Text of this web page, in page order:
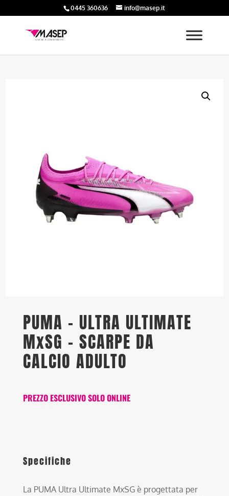
0445 360636 info@masep.it
PUMA – ULTRA ULTIMATE
MxSG – SCARPE DA
CALCIO ADULTO
PREZZO ESCLUSIVO SOLO ONLINE
Specifiche
La PUMA Ultra Ultimate MxSG è progettata per